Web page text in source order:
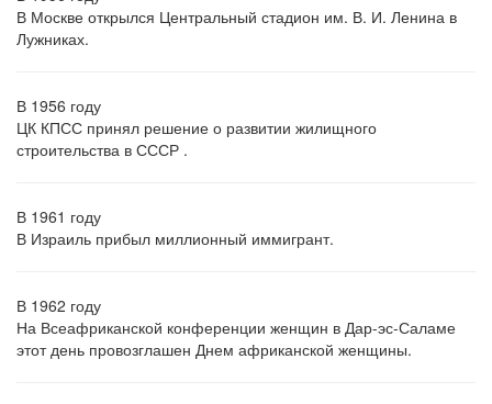
В Москве открылся Центральный стадион им. В. И. Ленина в
Лужниках.
В 1956 году
ЦК КПСС принял решение о развитии жилищного
строительства в СССР .
В 1961 году
В Израиль прибыл миллионный иммигрант.
В 1962 году
На Всеафриканской конференции женщин в Дар-эс-Саламе
этот день провозглашен Днем африканской женщины.